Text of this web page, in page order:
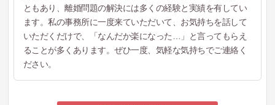
ともあり、離婚問題の解決には多くの経験と実績を有してい
ます。私の事務所に一度来ていただいて、お気持ちを話して
いただくだけで、「なんだか楽になった…」と言ってもらえ
ることが多くあります。ぜひ一度、気軽な気持ちでご連絡く
ださい。